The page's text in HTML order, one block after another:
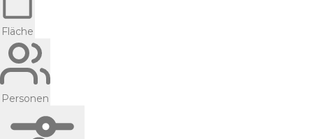
Fläche
Personen